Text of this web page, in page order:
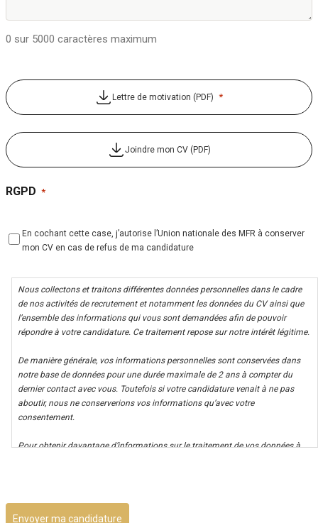
0 sur 5000 caractères maximum
Lettre de motivation (PDF) *
Joindre mon CV (PDF)
RGPD *
En cochant cette case, j’autorise l’Union nationale des MFR à conserver
mon CV en cas de refus de ma candidature
Nous collectons et traitons différentes données personnelles dans le cadre
de nos activités de recrutement et notamment les données du CV ainsi que
l’ensemble des informations qui vous sont demandées afin de pouvoir
répondre à votre candidature. Ce traitement repose sur notre intérêt légitime.
De manière générale, vos informations personnelles sont conservées dans
notre base de données pour une durée maximale de 2 ans à compter du
dernier contact avec vous. Toutefois si votre candidature venait à ne pas
aboutir, nous ne conserverions vos informations qu’avec votre
consentement.
Pour obtenir davantage d’informations sur le traitement de vos données à
Il vous est possible d’avoir un accès à vos données, ainsi que de les rectifier,
ou d’exercer votre droit à la limitation de leur utilisation. Par ailleurs, vous